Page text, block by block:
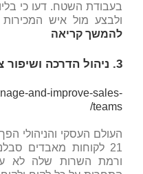
בעבודת השטח. דעו כי
ולבצע מול איש
להמשך קריאה
3. ניהול הדרכה ושיפור צוותי מכירות
and-improve-sales-
teams/
העולם העסקי והניהולי
21 לקוחות מאבדים
ורמת השרות שלה לא